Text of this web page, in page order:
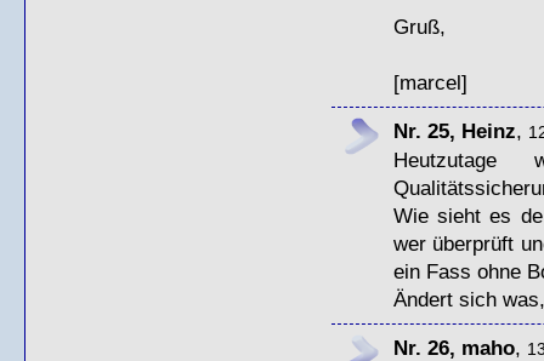
Gruß,
[marcel]
Nr. 25, Heinz,
Heutzutage
Wie sieht es
wer überprüft
ein Fass ohne
Ändert sich
Nr. 26, maho,